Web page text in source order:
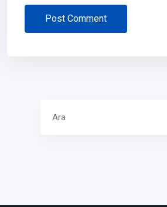
Post Comment